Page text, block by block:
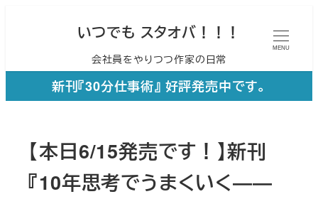
ン
いつでも スタオバ！！！
会社員をやりつつ作家の日常
MENU
新刊『30分仕事術』 好評発売中です。
【本日6/15発売です！】新刊
『10年思考でうまくいく――